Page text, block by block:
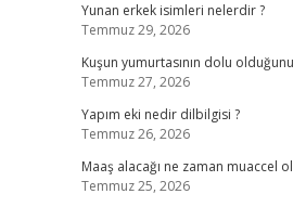
Yunan erkek isimleri nelerdir ?
Temmuz 29, 2026
Kuşun yumurtasının dolu olduğunu
Temmuz 27, 2026
Yapım eki nedir dilbilgisi ?
Temmuz 26, 2026
Maaş alacağı ne zaman muaccel
Temmuz 25, 2026